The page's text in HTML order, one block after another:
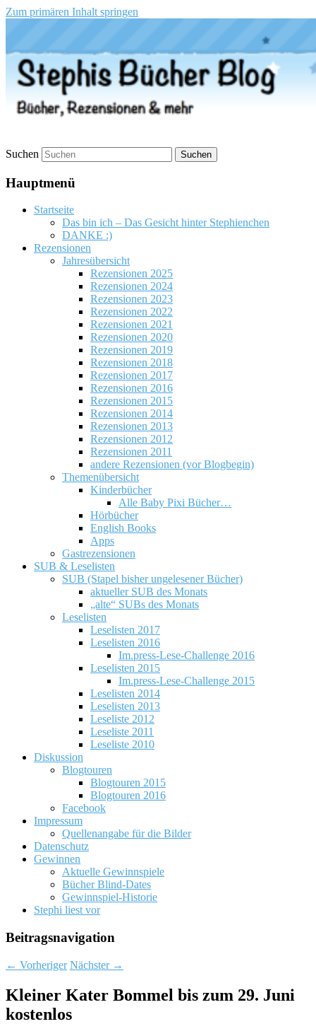
Zum primären Inhalt springen
Stephis Bücher Blog
Suchen
Hauptmenü
Startseite
Das bin ich – Das Gesicht hinter Stephienchen
DANKE :)
Rezensionen
Jahresübersicht
Rezensionen 2025
Rezensionen 2024
Rezensionen 2023
Rezensionen 2022
Rezensionen 2021
Rezensionen 2020
Rezensionen 2019
Rezensionen 2018
Rezensionen 2017
Rezensionen 2016
Rezensionen 2015
Rezensionen 2014
Rezensionen 2013
Rezensionen 2012
Rezensionen 2011
andere Rezensionen (vor Blogbegin)
Themenübersicht
Kinderbücher
Alle Baby Pixi Bücher…
Hörbücher
English Books
Apps
Gastrezensionen
SUB & Leselisten
SUB (Stapel bisher ungelesener Bücher)
aktueller SUB des Monats
„alte“ SUBs des Monats
Leselisten
Leselisten 2017
Leselisten 2016
Im.press-Lese-Challenge 2016
Leselisten 2015
Im.press-Lese-Challenge 2015
Leselisten 2014
Leselisten 2013
Leseliste 2012
Leseliste 2011
Leseliste 2010
Diskussion
Blogtouren
Blogtouren 2015
Blogtouren 2016
Facebook
Impressum
Quellenangabe für die Bilder
Datenschutz
Gewinnen
Aktuelle Gewinnspiele
Bücher Blind-Dates
Gewinnspiel-Historie
Stephi liest vor
Beitragsnavigation
← Vorheriger Nächster →
Kleiner Kater Bommel bis zum 29. Juni
kostenlos